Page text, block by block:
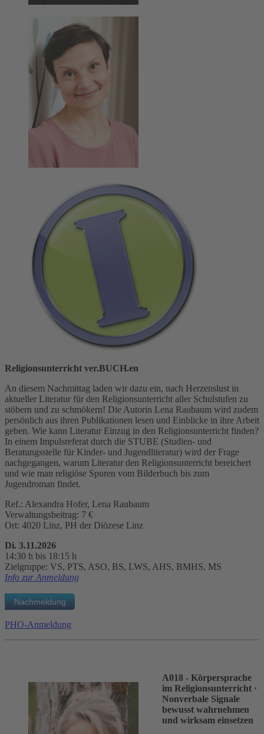
Religionsunterricht ver.BUCH.en
An diesem Nachmittag laden wir dazu ein, nach Herzenslust in
aktueller Literatur für den Religionsunterricht aller Schulstufen zu
stöbern und zu schmökern! Die Autorin Lena Raubaum wird zudem
persönlich aus ihren Publikationen lesen und Einblicke in ihre Arbeit
geben. Wie kann Literatur Einzug in den Religionsunterricht finden?
In einem Impulsreferat durch die STUBE (Studien- und
Beratungsstelle für Kinder- und Jugendliteratur) wird der Frage
nachgegangen, warum Literatur den Religionsunterricht bereichert
und wie man religiöse Spuren vom Bilderbuch bis zum
Jugendroman findet.
Ref.: Alexandra Hofer, Lena Raubaum
Verwaltungsbeitrag: 7 €
Ort: 4020 Linz, PH der Diözese Linz
Di. 3.11.2026
14:30 h bis 18:15 h
Zielgruppe: VS, PTS, ASO, BS, LWS, AHS, BMHS, MS
Info zur Anmeldung
PHO-Anmeldung
A018 - Körpersprache
im Religionsunterricht ·
Nonverbale Signale
bewusst wahrnehmen
und wirksam einsetzen